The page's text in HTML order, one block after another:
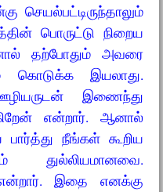
செயல்பட்டிருந்தாலும்
பொருட்டு நிறைய
தற்போதும் அவரை
கொடுக்க இயலாது.
இணைந்து
என்றார். ஆனால்
நீங்கள் கூறிய
துல்லியமானவை.
என்றார். இதை எனக்கு